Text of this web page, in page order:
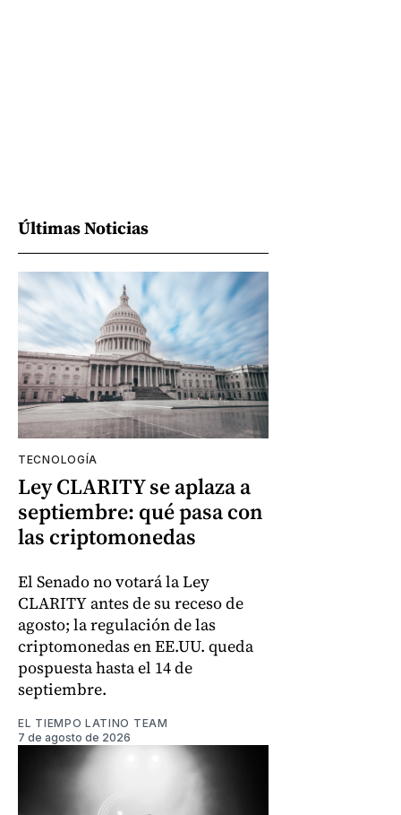
Últimas Noticias
TECNOLOGÍA
Ley CLARITY se aplaza a
septiembre: qué pasa con
las criptomonedas
El Senado no votará la Ley
CLARITY antes de su receso de
agosto; la regulación de las
criptomonedas en EE.UU. queda
pospuesta hasta el 14 de
septiembre.
EL TIEMPO LATINO TEAM
7 de agosto de 2026